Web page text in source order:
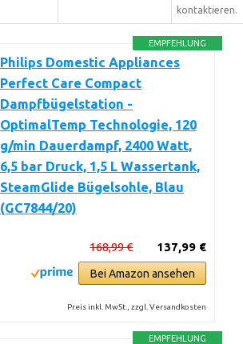
kontaktieren.
EMPFEHLUNG
Philips Domestic Appliances
Perfect Care Compact
Dampfbügelstation -
OptimalTemp Technologie, 120
g/min Dauerdampf, 2400 Watt,
6,5 bar Druck, 1,5 L Wassertank,
SteamGlide Bügelsohle, Blau
(GC7844/20)
137,99 €
168,99 €
Bei Amazon ansehen
Preis inkl. MwSt., zzgl. Versandkosten
EMPFEHLUNG